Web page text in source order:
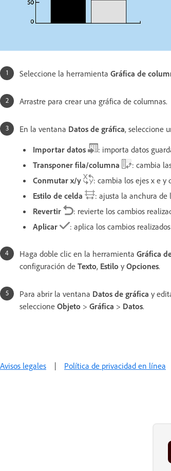
Seleccione la herramienta Gráfica de
Arrastre para crear una gráfica de columnas.
En la ventana Datos de gráfica, seleccione
Importar datos
: importa datos
Transponer fila/columna
: cambia
Conmutar x/y
: cambia los ejes x e y
Estilo de celda
: ajusta la anchura de
Revertir
: revierte los cambios
Aplicar
: aplica los cambios
Haga doble clic en la herramienta Gráfica
configuración de Texto, Estilo y Opciones.
Para abrir la ventana Datos de gráfica y
seleccione Objeto > Gráfica > Datos.
Avisos legales | Política de privacidad en línea